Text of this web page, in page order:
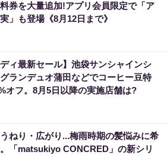
券を大量追加!アプリ会員限定で「ア
」も登場《8月12日まで》
ディ最新セール】池袋サンシャインシ
ランデュオ蒲田などでコーヒー豆特
オフ。8月5日以降の実施店舗は?
ねり・広がり...梅雨時期の髪悩みに希
「matsukiyo CONCRED」の新シリ